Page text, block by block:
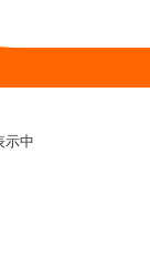
示中